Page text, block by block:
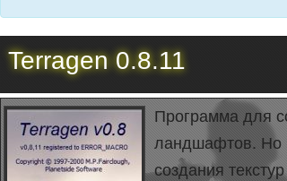
Terragen 0.8.11
Программа для
ландшафтов. Но
создания